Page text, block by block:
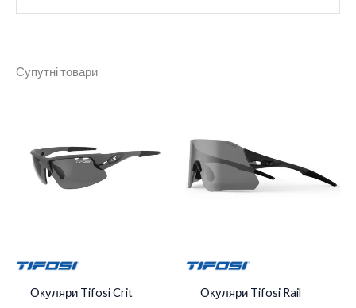
Колір
прозора
Супутні товари
Окуляри Tifosi Crit
150 грн.
Окуляри Tifosi Rail
4
850 грн.